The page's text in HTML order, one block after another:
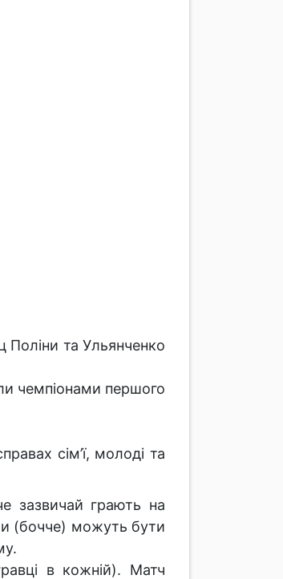
Поліни та Ульянченко
чемпіонами першого
сім’ї, молоді та
зазвичай грають на
(бочче) можуть бути
в кожній). Матч